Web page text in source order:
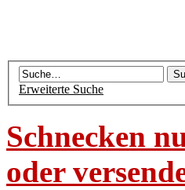
Erweiterte Suche
Schnecken
oder